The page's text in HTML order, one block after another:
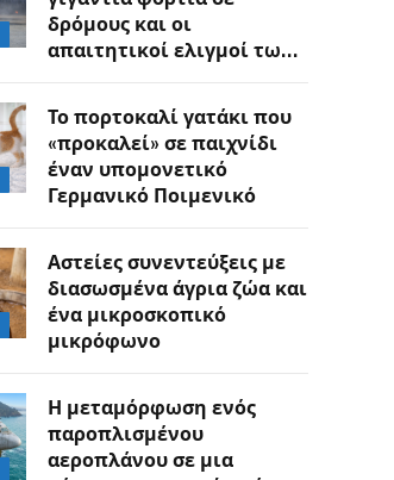
δρόμους και οι
απαιτητικοί ελιγμοί των
Το πορτοκαλί γατάκι που
«προκαλεί» σε παιχνίδι
έναν υπομονετικό
Γερμανικό Ποιμενικό
Αστείες συνεντεύξεις με
διασωσμένα άγρια ζώα και
ένα μικροσκοπικό
μικρόφωνο
Η μεταμόρφωση ενός
παροπλισμένου
αεροπλάνου σε μια